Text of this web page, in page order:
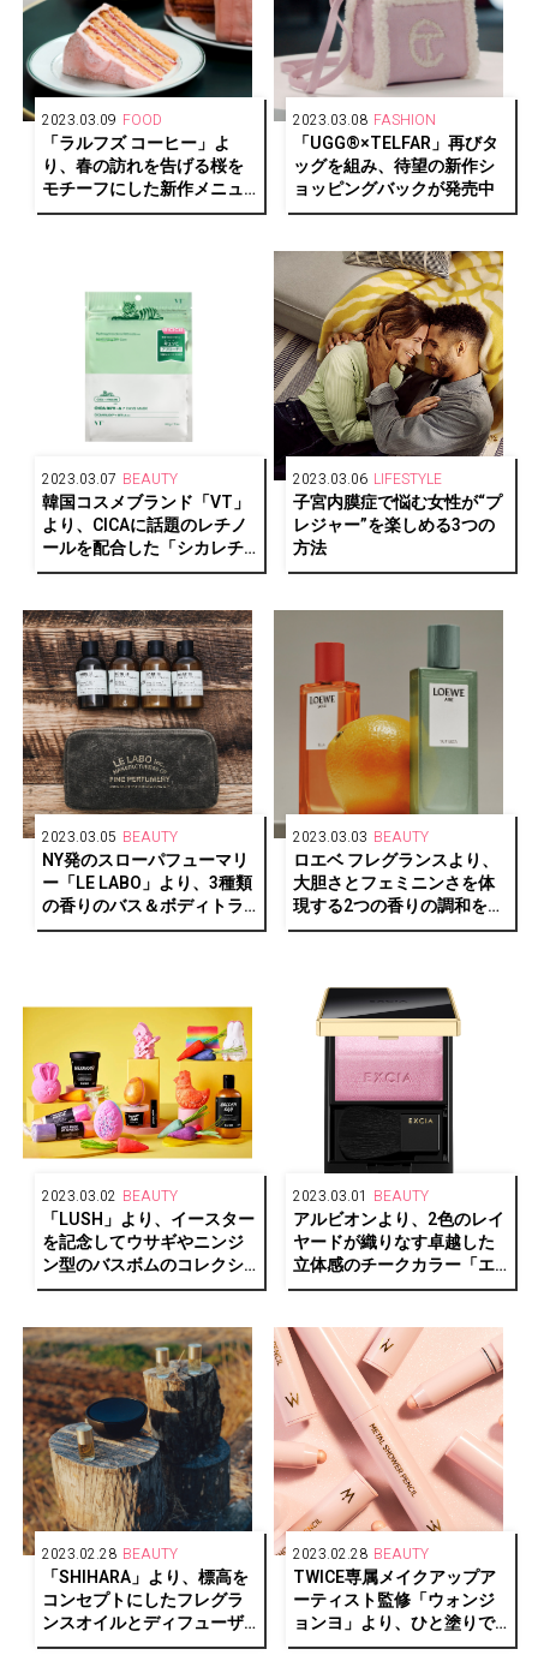
2023.03.09 FOOD
「ラルフズ コーヒー」よ
り、春の訪れを告げる桜を
モチーフにした新作メニュ
ーが登場
2023.03.08 FASHION
「UGG®︎×TELFAR」再びタ
ッグを組み、待望の新作シ
ョッピングバックが発売中
2023.03.07 BEAUTY
韓国コスメブランド「VT」
より、CICAに話題のレチノ
ールを配合した「シカレチA
ライン」が新登場！
2023.03.06 LIFESTYLE
子宮内膜症で悩む女性が“プ
レジャー”を楽しめる3つの
方法
2023.03.05 BEAUTY
NY発のスローパフューマリ
ー「LE LABO」より、3種類
の香りのバス＆ボディトラ
ベル セットが発売開始
2023.03.03 BEAUTY
ロエベ フレグランスより、
大胆さとフェミニンさを体
現する2つの香りの調和を楽
しむ限定セットが発売
2023.03.02 BEAUTY
「LUSH」より、イースター
を記念してウサギやニンジ
ン型のバスボムのコレクシ
ョンが発売中
2023.03.01 BEAUTY
アルビオンより、2色のレイ
ヤードが織りなす卓越した
立体感のチークカラー「エ
クシア ブラッシュ デュオ」
2023.02.28 BEAUTY
「SHIHARA」より、標高を
コンセプトにしたフレグラ
ンスオイルとディフューザ
ーが発売中
2023.02.28 BEAUTY
TWICE専属メイクアップア
ーティスト監修「ウォンジ
ョンヨ」より、ひと塗りで
ぷっくり涙袋が叶う新作シ